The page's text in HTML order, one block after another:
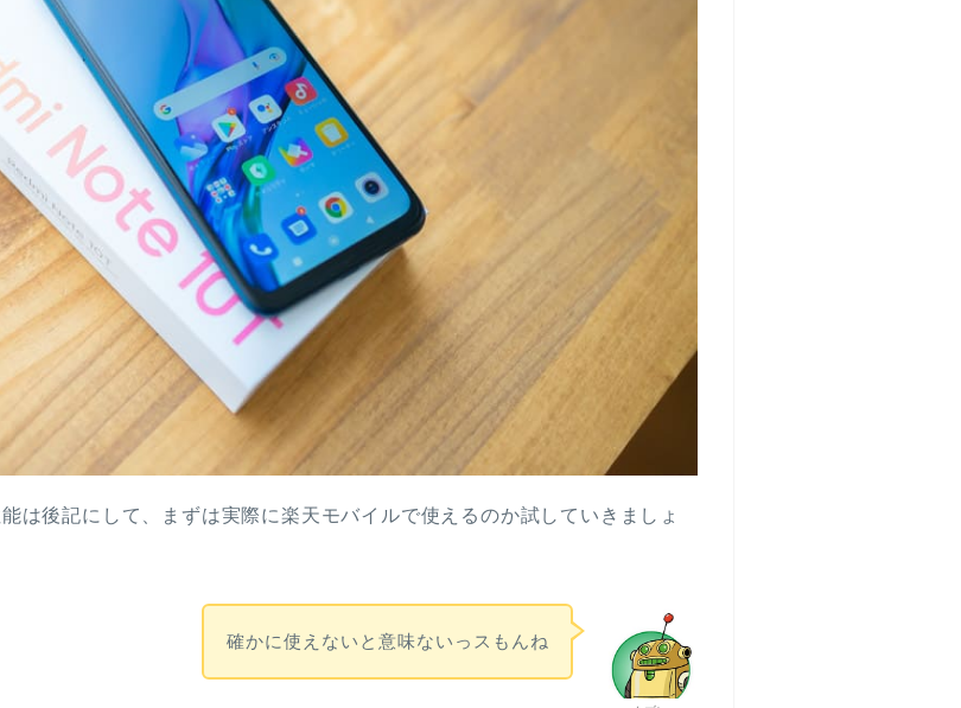
は後記にして、まずは実際に楽天モバイルで使えるのか試していきましょ
確かに使えないと意味ないっスもんね